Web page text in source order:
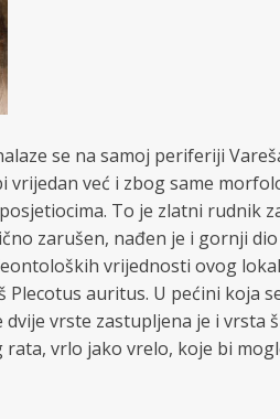
se na samoj periferiji
vrijedan već i zbog same
To je zlatni rudnik
zarušen, nađen je i gornji
vrijednosti ovog
auritus. U pećini koja
vrste zastupljena je i
vrlo jako vrelo, koje bi